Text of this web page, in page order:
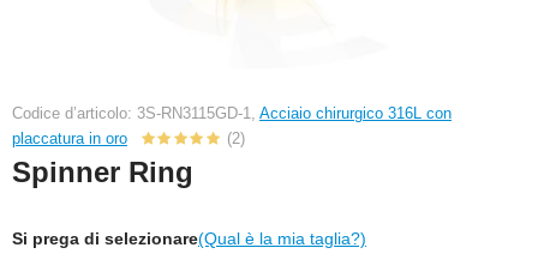
Codice d’articolo: 3S-RN3115GD-1, Acciaio chirurgico 316L con
placcatura in oro
(2)
Spinner Ring
Si prega di selezionare(Qual è la mia taglia?)